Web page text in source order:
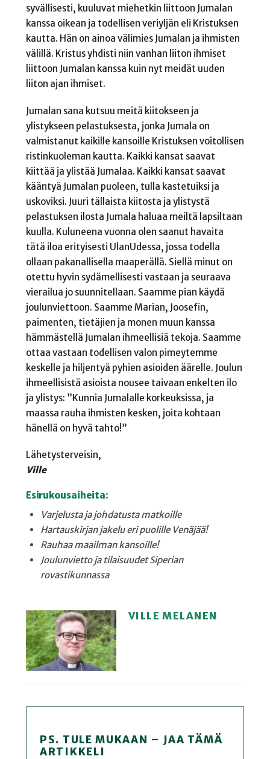
syvällisesti, kuuluvat miehetkin liittoon Jumalan
kanssa oikean ja todellisen veriyljän eli Kristuksen
kautta. Hän on ainoa välimies Jumalan ja ihmisten
välillä. Kristus yhdisti niin vanhan liiton ihmiset
liittoon Jumalan kanssa kuin nyt meidät uuden
liiton ajan ihmiset.
Jumalan sana kutsuu meitä kiitokseen ja
ylistykseen pelastuksesta, jonka Jumala on
valmistanut kaikille kansoille Kristuksen voitollisen
ristinkuoleman kautta. Kaikki kansat saavat
kiittää ja ylistää Jumalaa. Kaikki kansat saavat
kääntyä Jumalan puoleen, tulla kastetuiksi ja
uskoviksi. Juuri tällaista kiitosta ja ylistystä
pelastuksen ilosta Jumala haluaa meiltä lapsiltaan
kuulla. Kuluneena vuonna olen saanut havaita
tätä iloa erityisesti UlanUdessa, jossa todella
ollaan pakanallisella maaperällä. Siellä minut on
otettu hyvin sydämellisesti vastaan ja seuraava
vierailua jo suunnitellaan. Saamme pian käydä
joulunviettoon. Saamme Marian, Joosefin,
paimenten, tietäjien ja monen muun kanssa
hämmästellä Jumalan ihmeellisiä tekoja. Saamme
ottaa vastaan todellisen valon pimeytemme
keskelle ja hiljentyä pyhien asioiden äärelle. Joulun
ihmeellisistä asioista nousee taivaan enkelten ilo
ja ylistys: ”Kunnia Jumalalle korkeuksissa, ja
maassa rauha ihmisten kesken, joita kohtaan
hänellä on hyvä tahto!”
Lähetysterveisin,
Ville
Esirukousaiheita:
Varjelusta ja johdatusta matkoille
Hartauskirjan jakelu eri puolille Venäjää!
Rauhaa maailman kansoille!
Joulunvietto ja tilaisuudet Siperian
rovastikunnassa
VILLE MELANEN
PS. TULE MUKAAN – JAA TÄMÄ
ARTIKKELI